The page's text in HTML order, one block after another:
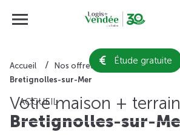
Étude gratuite
ACCUEIL
Accueil Nos offres de maison + terrain
Bretignolles-sur-Mer
Votre maison +
Bretignolles-sur-